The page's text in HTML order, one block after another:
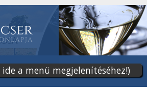
tartalomra
a menü megjelenítéséhez!)